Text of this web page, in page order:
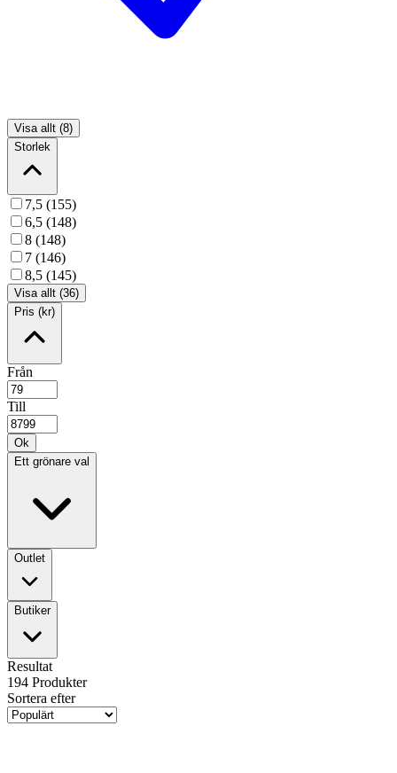
Visa allt (8)
Storlek
7,5 (155)
6,5 (148)
8 (148)
7 (146)
8,5 (145)
Visa allt (36)
Pris (kr)
Från
Till
Ok
Ett grönare val
Outlet
Butiker
Resultat
194 Produkter
Sortera efter